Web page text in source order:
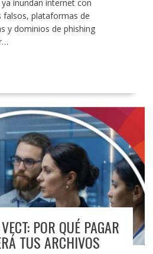
inundan internet con
falsos, plataformas de
y dominios de phishing
POR QUÉ PAGAR
TUS ARCHIVOS